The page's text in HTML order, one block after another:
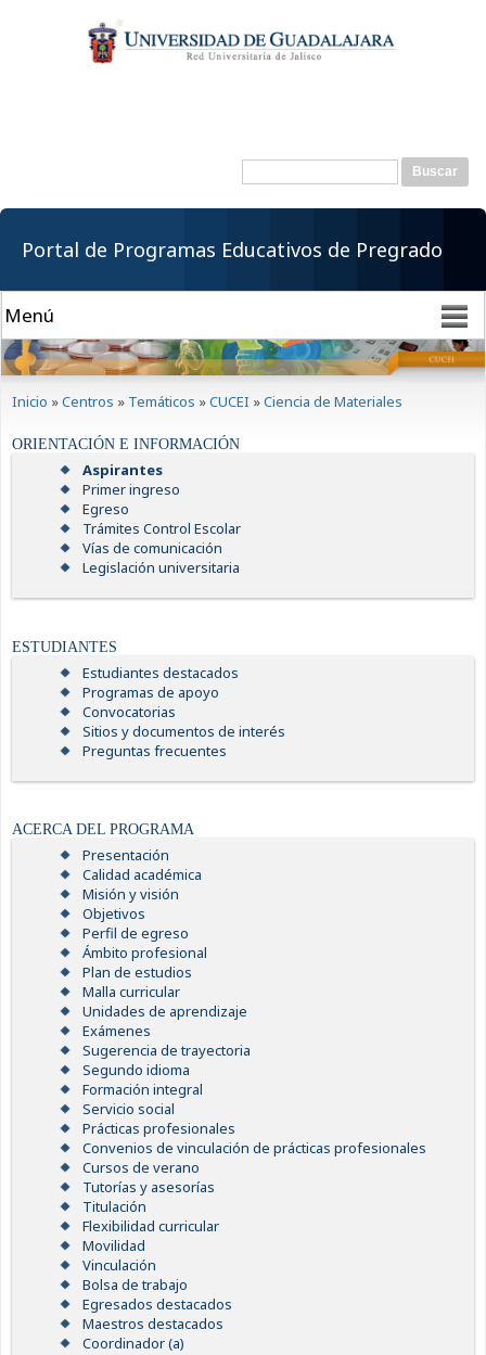
contenido
principal
Formulario de
Buscar
Portal de Programas Educativos de Pregrado
Inicio »Centros » Temáticos »CUCEI »Ciencia de Materiales
ORIENTACIÓN E INFORMACIÓN
Aspirantes
Primer ingreso
Egreso
Trámites Control Escolar
Vías de comunicación
Legislación universitaria
ESTUDIANTES
Estudiantes destacados
Programas de apoyo
Convocatorias
Sitios y documentos de interés
Preguntas frecuentes
ACERCA DEL PROGRAMA
Presentación
Calidad académica
Misión y visión
Objetivos
Perfil de egreso
Ámbito profesional
Plan de estudios
Malla curricular
Unidades de aprendizaje
Exámenes
Sugerencia de trayectoria
Segundo idioma
Formación integral
Servicio social
Prácticas profesionales
Convenios de vinculación de prácticas profesionales
Cursos de verano
Tutorías y asesorías
Titulación
Flexibilidad curricular
Movilidad
Vinculación
Bolsa de trabajo
Egresados destacados
Maestros destacados
Coordinador (a)